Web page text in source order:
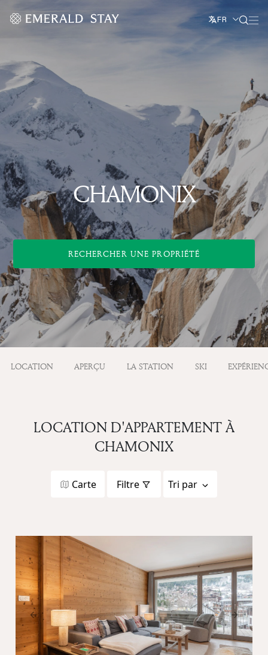
FR
CHAMONIX
RECHERCHER UNE PROPRIÉTÉ
LOCATION APERÇU LA STATION SKI
LOCATION D'APPARTEMENT À
CHAMONIX
Carte Filtre Tri par
Previous Next